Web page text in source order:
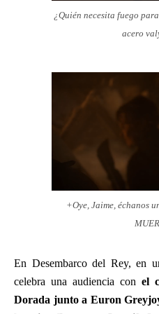
¿Quién necesita fuego
acero
+Oye, Jaime, échanos
En Desembarco del Rey, en
celebra una audiencia con el
Dorada junto a Euron